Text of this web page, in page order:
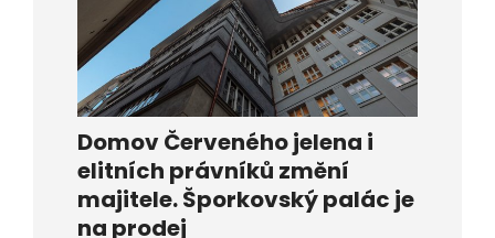
Domov Červeného jelena i
elitních právníků změní
majitele. Šporkovský palác je
na prodej